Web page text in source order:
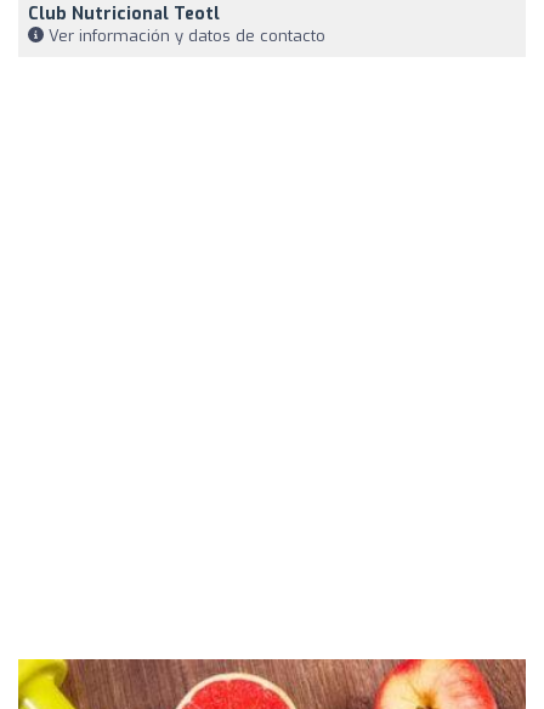
Club Nutricional Teotl
Ver información y datos de contacto